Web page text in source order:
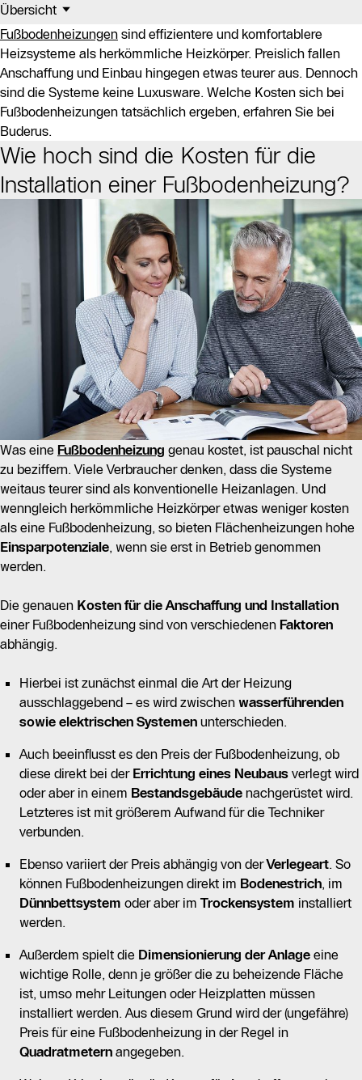
Übersicht
Fußbodenheizungen sind effizientere und komfortablere
Heizsysteme als herkömmliche Heizkörper. Preislich fallen
Anschaffung und Einbau hingegen etwas teurer aus. Dennoch
sind die Systeme keine Luxusware. Welche Kosten sich bei
Fußbodenheizungen tatsächlich ergeben, erfahren Sie bei
Buderus.
Wie hoch sind die Kosten für die
Installation einer Fußbodenheizung?
Was eine Fußbodenheizung genau kostet, ist pauschal nicht
zu beziffern. Viele Verbraucher denken, dass die Systeme
weitaus teurer sind als konventionelle Heizanlagen. Und
wenngleich herkömmliche Heizkörper etwas weniger kosten
als eine Fußbodenheizung, so bieten Flächenheizungen hohe
Einsparpotenziale, wenn sie erst in Betrieb genommen
werden.
Die genauen Kosten für die Anschaffung und Installation
einer Fußbodenheizung sind von verschiedenen Faktoren
abhängig.
Hierbei ist zunächst einmal die Art der Heizung
ausschlaggebend – es wird zwischen wasserführenden
sowie elektrischen Systemen unterschieden.
Auch beeinflusst es den Preis der Fußbodenheizung, ob
diese direkt bei derErrichtung eines Neubaus verlegt wird
oder aber in einem Bestandsgebäude nachgerüstet wird.
Letzteres ist mit größerem Aufwand für die Techniker
verbunden.
Ebenso variiert der Preis abhängig von derVerlegeart. So
können Fußbodenheizungen direkt im Bodenestrich, im
Dünnbettsystem oder aber im Trockensystem installiert
werden.
Außerdem spielt die Dimensionierung der Anlage eine
wichtige Rolle, denn je größer die zu beheizende Fläche
ist, umso mehr Leitungen oder Heizplatten müssen
installiert werden. Aus diesem Grund wird der (ungefähre)
Preis für eine Fußbodenheizung in der Regel in
Quadratmetern angegeben.